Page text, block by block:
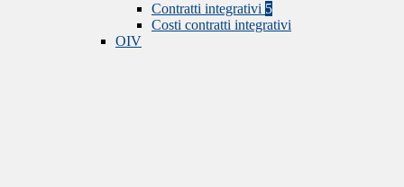
Contratti integrativi 5
Costi contratti integrativi
OIV